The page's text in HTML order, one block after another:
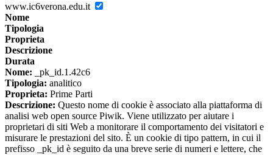
www.ic6verona.edu.it
Nome
Tipologia
Proprieta
Descrizione
Durata
Nome: _pk_id.1.42c6
Tipologia: analitico
Proprieta: Prime Parti
Descrizione: Questo nome di cookie è associato alla piattaforma di
analisi web open source Piwik. Viene utilizzato per aiutare i
proprietari di siti Web a monitorare il comportamento dei visitatori e
misurare le prestazioni del sito. È un cookie di tipo pattern, in cui il
prefisso _pk_id è seguito da una breve serie di numeri e lettere, che